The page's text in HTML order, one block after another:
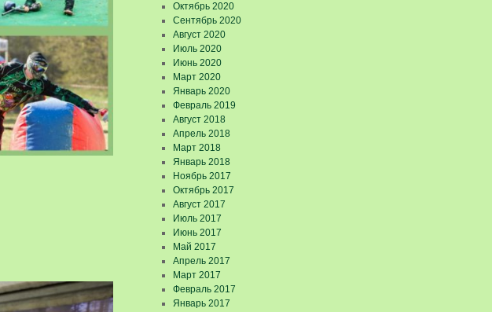
Октябрь 2020
Сентябрь 2020
Август 2020
Июль 2020
Июнь 2020
Март 2020
Январь 2020
Февраль 2019
Август 2018
Апрель 2018
Март 2018
Январь 2018
Ноябрь 2017
Октябрь 2017
Август 2017
Июль 2017
Июнь 2017
Май 2017
Апрель 2017
Март 2017
Февраль 2017
Январь 2017